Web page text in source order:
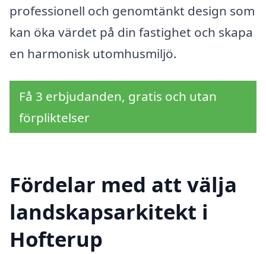
professionell och genomtänkt design som
kan öka värdet på din fastighet och skapa
en harmonisk utomhusmiljö.
Få 3 erbjudanden, gratis och utan
förpliktelser
Fördelar med att välja
landskapsarkitekt i
Hofterup